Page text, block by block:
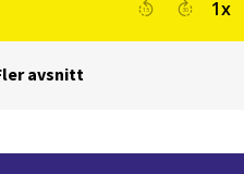
avsnitt